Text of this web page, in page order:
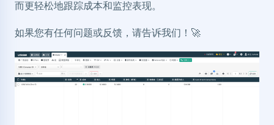
而更轻松地跟踪成本和监控表现。
如果您有任何问题或反馈，请告诉我们！🚀